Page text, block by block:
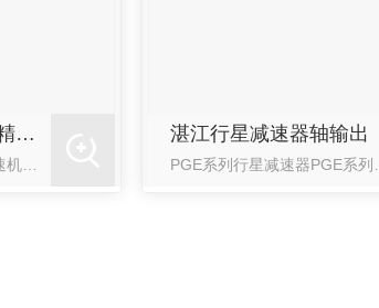
湛江PHF圆形法兰高精度行星减速机
PHF系列,圆形法兰行星减速机PHF圆形法兰高精度行星减速机具备ISO-9409规格法兰、一体式行星齿轮架与输出轴、一体式齿箱及满针排列行星齿轮针状轴承尺寸框号.大可达255mm。高扭矩输出与高径向负...
湛江行星减速器轴输出